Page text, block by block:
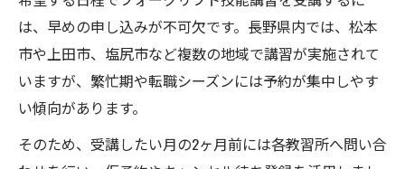
は、早めの申し込みが不可欠です。長野県内では、松本
市や上田市、塩尻市など複数の地域で講習が実施されて
いますが、繁忙期や転職シーズンには予約が集中しやす
い傾向があります。
そのため、受講したい月の2ヶ月前には各教習所へ問い合